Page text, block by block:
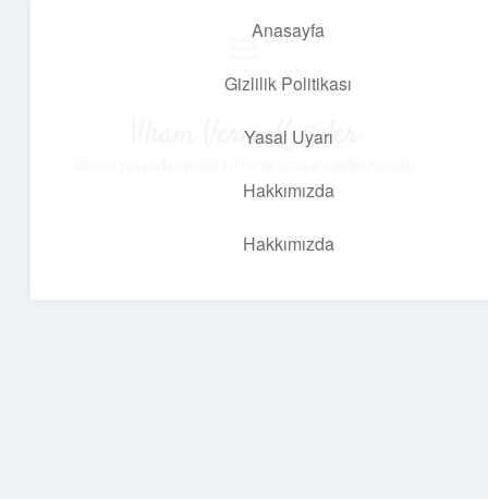
Anasayfa
Gizlilik Politikası
Yasal Uyarı
Hakkımızda
Hakkımızda
İlham Veren Köşeler